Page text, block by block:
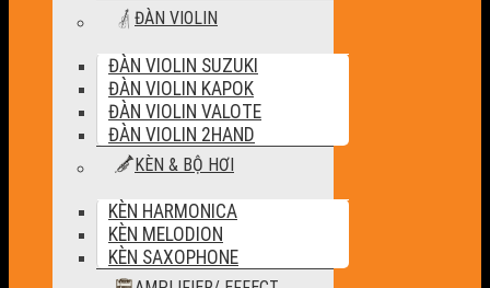
ĐÀN VIOLIN
ĐÀN VIOLIN SUZUKI
ĐÀN VIOLIN KAPOK
ĐÀN VIOLIN VALOTE
ĐÀN VIOLIN 2HAND
KÈN & BỘ HƠI
KÈN HARMONICA
KÈN MELODION
KÈN SAXOPHONE